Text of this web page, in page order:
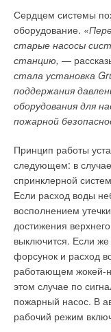
Сердцем системы
оборудование.
старые насосы
станцию, —
стала установка
поддержания
оборудования для
пожарной
Принцип работы
следующем: в
спринклерной
Если расход воды
восполнением
достижения
выключится. Если же
форсунок и расход
работающем жокей-
этом случае по
пожарный насос. В
рабочий режим
скрытую ценовую
же цене, как у
Такая возможность
издержек
труб в силу
внутренних
послепродажного
цена их
(при прочих равных
рыночное
И наоборот, более
Конкуренция,
цен на конкретные
трубы продаются по
не оправданы
конкуренция
монополистом или